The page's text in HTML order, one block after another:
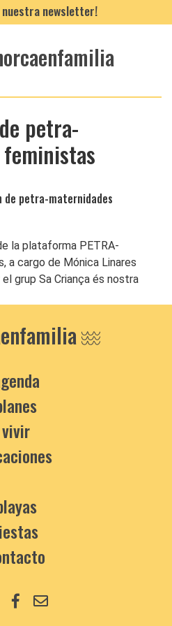
nuestra newsletter!
petra-
de petra-maternidades
la plataforma PETRA-
a cargo de Mónica Linares
grup Sa Criança és nostra
vivir